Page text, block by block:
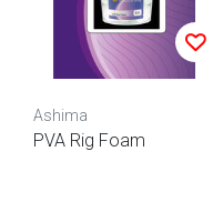
Ashima
PVA Rig Foam